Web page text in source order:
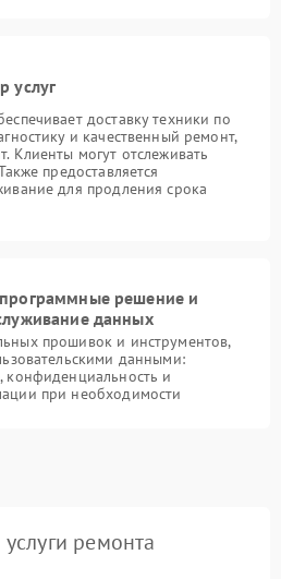
услуг
доставку техники по
и качественный ремонт,
Клиенты могут отслеживать
предоставляется
для продления срока
решение и
данных
прошивок и инструментов,
данными:
конфиденциальность и
при необходимости
ремонта